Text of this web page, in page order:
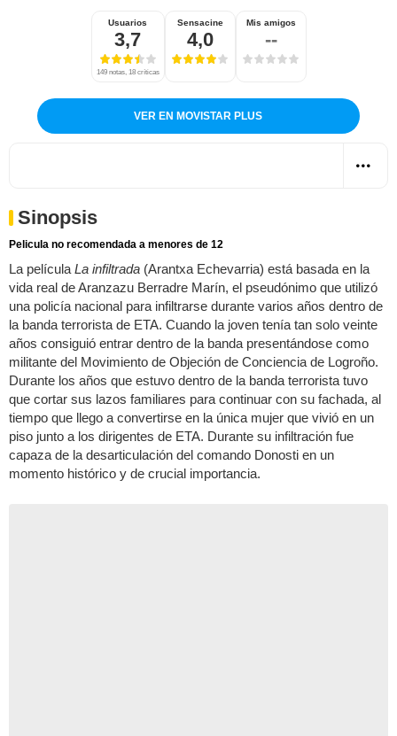
Usuarios
3,7
149 notas, 18 críticas
Sensacine
4,0
Mis amigos
--
VER EN MOVISTAR PLUS
Sinopsis
Pelicula no recomendada a menores de 12
La película La infiltrada (Arantxa Echevarria) está basada en la
vida real de Aranzazu Berradre Marín, el pseudónimo que utilizó
una policía nacional para infiltrarse durante varios años dentro de
la banda terrorista de ETA. Cuando la joven tenía tan solo veinte
años consiguió entrar dentro de la banda presentándose como
militante del Movimiento de Objeción de Conciencia de Logroño.
Durante los años que estuvo dentro de la banda terrorista tuvo
que cortar sus lazos familiares para continuar con su fachada, al
tiempo que llego a convertirse en la única mujer que vivió en un
piso junto a los dirigentes de ETA. Durante su infiltración fue
capaza de la desarticulación del comando Donosti en un
momento histórico y de crucial importancia.